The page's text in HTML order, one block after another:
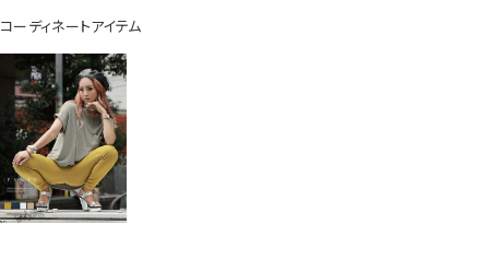
DANCE MOVIE
コーディネートアイテム